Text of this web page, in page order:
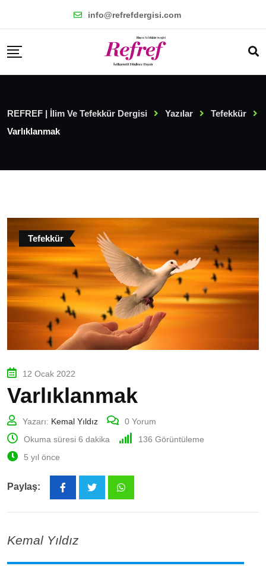
content
info@refrefdergisi.com
REFREF | İlim Ve Tefekkür Dergisi Yazılar
Tefekkür
Varlıklanmak
Tefekkür
12 Ocak 2022
Varlıklanmak
Yazarı: Kemal Yıldız 0 Yorum
Okuma süresi 6 dakika
136 Görüntüleme
5 yıl önce
Paylaş:
Kemal Yıldız